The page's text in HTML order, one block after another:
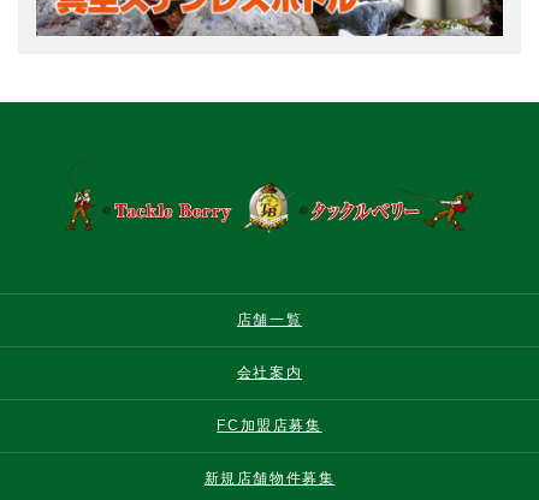
店舗一覧
会社案内
FC加盟店募集
新規店舗物件募集